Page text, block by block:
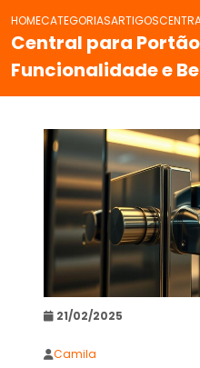
HOMECATEGORIASARTIGOS
Central para
Funcionalidade e
21/02/2025
Camila